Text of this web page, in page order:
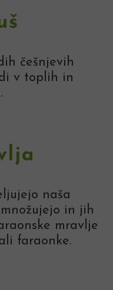
češnjevih
v toplih in
naša
in jih
mravlje
faraonke.